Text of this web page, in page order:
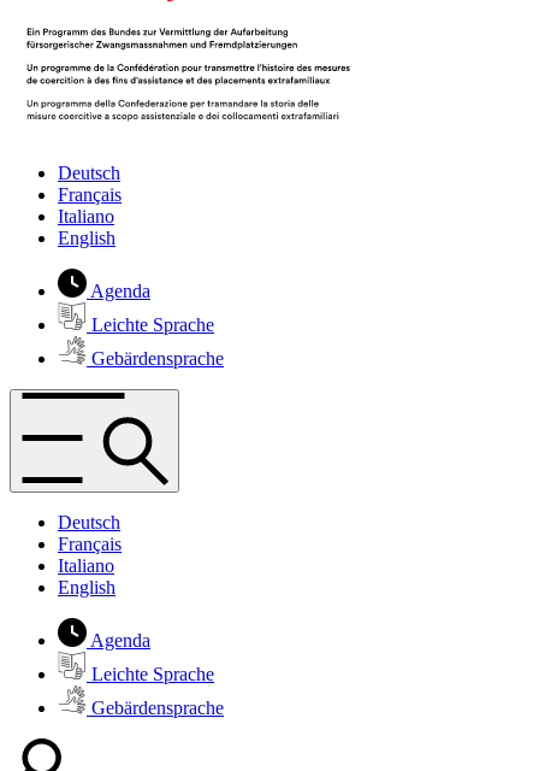
Deutsch
Français
Italiano
English
Agenda
Leichte Sprache
Gebärdensprache
Deutsch
Français
Italiano
English
Agenda
Leichte Sprache
Gebärdensprache